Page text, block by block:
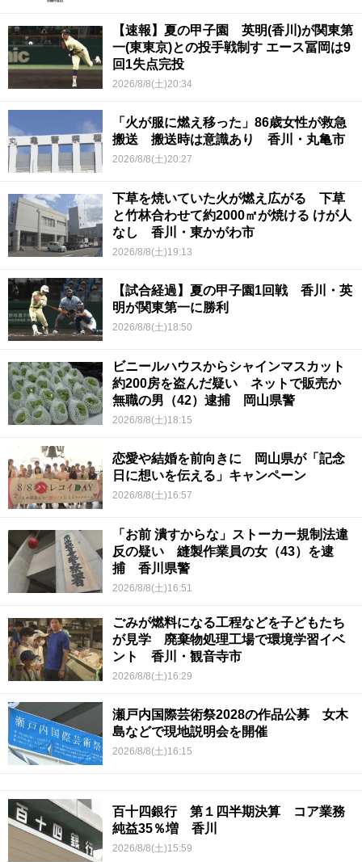
【速報】夏の甲子園 英明(香川)が関東第
一(東東京)との投手戦制す エース冨岡は9
回1失点完投
2026/8/8(土)20:34
「火が服に燃え移った」86歳女性が救急
搬送 搬送時は意識あり 香川・丸亀市
2026/8/8(土)20:27
下草を焼いていた火が燃え広がる 下草
と竹林合わせて約2000㎡が焼ける けが人
なし 香川・東かがわ市
2026/8/8(土)19:13
【試合経過】夏の甲子園1回戦 香川・英
明が関東第一に勝利
2026/8/8(土)18:50
ビニールハウスからシャインマスカット
約200房を盗んだ疑い ネットで販売か
無職の男（42）逮捕 岡山県警
2026/8/8(土)18:15
恋愛や結婚を前向きに 岡山県が「記念
日に想いを伝える」キャンペーン
2026/8/8(土)16:57
「お前 潰すからな」ストーカー規制法違
反の疑い 縫製作業員の女（43）を逮
捕 香川県警
2026/8/8(土)16:51
ごみが燃料になる工程などを子どもたち
が見学 廃棄物処理工場で環境学習イベ
ント 香川・観音寺市
2026/8/8(土)16:29
瀬戸内国際芸術祭2028の作品公募 女木
島などで現地説明会を開催
2026/8/8(土)16:15
百十四銀行 第１四半期決算 コア業務
純益35％増 香川
2026/8/8(土)15:59